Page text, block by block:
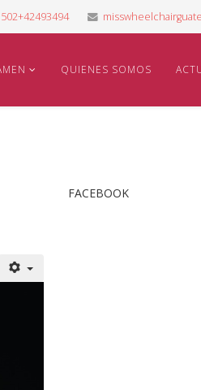
502+42493494
QUIENES SOMOS
FACEBOOK